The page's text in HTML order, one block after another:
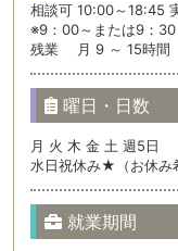
相談可 10:00～18:45
※9：00～または9：30
残業 月 9 ～ 15時間
曜日・日数
月 火 木 金 土 週5日
水日祝休み★（お休み
就業期間